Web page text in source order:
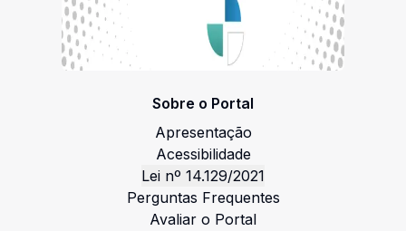
Sobre o Portal
Apresentação
Acessibilidade
Lei nº 14.129/2021
Perguntas Frequentes
Avaliar o Portal